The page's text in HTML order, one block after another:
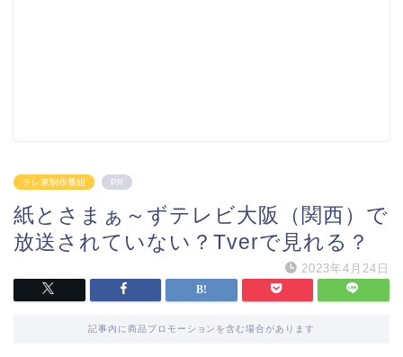
テレ東制作番組 PR
紙とさまぁ～ずテレビ大阪（関西）で
放送されていない？Tverで見れる？
2023年4月24日
記事内に商品プロモーションを含む場合があります